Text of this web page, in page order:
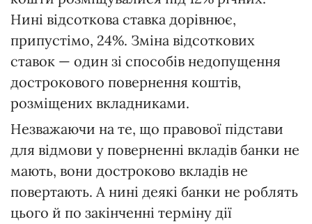
Нині відсоткова ставка дорівнює,
припустімо, 24%. Зміна відсоткових
ставок — один зі способів недопущення
дострокового повернення коштів,
розміщених вкладниками.
Незважаючи на те, що правової підстави
для відмови у поверненні вкладів банки не
мають, вони достроково вкладів не
повертають. А нині деякі банки не роблять
цього й по закінченні терміну дії